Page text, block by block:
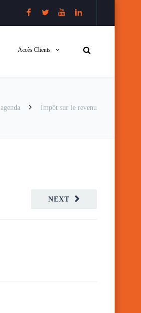
Accès Clients
agenda Impôt sur le revenu
NEXT